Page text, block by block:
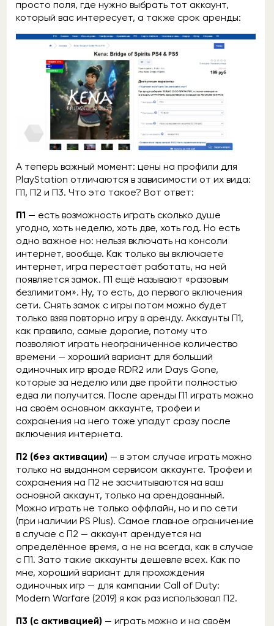
просто поля, где нужно выбрать тот аккаунт,
который вас интересует, а также срок аренды:
А теперь важный момент: цены на профили для
PlayStation отличаются в зависимости от их вида:
П1, П2 и П3. Что это такое? Вот ответ:
П1 — есть возможность играть сколько душе
угодно, хоть неделю, хоть две, хоть год. Но есть
одно важное но: нельзя включать на консоли
интернет, вообще. Как только вы включаете
интернет, игра перестаёт работать, на ней
появляется замок. П1 ещё называют «разовым
безлимитом». Ну, то есть, до первого включения
сети. Снять замок с игры потом можно будет
только взяв повторно игру в аренду. Аккаунты П1,
как правило, самые дорогие, потому что
позволяют играть неограниченное количество
времени — хороший вариант для больший
одиночных игр вроде RDR2 или Days Gone,
которые за неделю или две пройти полностью
едва ли получится. После аренды П1 играть можно
на своём основном аккаунте, трофеи и
сохранения на него тоже упадут сразу после
включения интернета.
П2 (без активации) — в этом случае играть можно
только на выданном сервисом аккаунте. Трофеи и
сохранения на П2 не засчитываются на ваш
основной аккаунт, только на арендованный.
Можно играть не только оффлайн, но и по сети
(при наличии PS Plus). Самое главное ограничение
в случае с П2 — аккаунт арендуется на
определённое время, а не на всегда, как в случае
с П1. Зато такие аккаунты дешевле всех. Как по
мне, хороший вариант для прохождения
одиночных игр — для кампании Call of Duty:
Modern Warfare (2019) я как раз использовал П2.
П3 (с активацией) — играть можно и на своём